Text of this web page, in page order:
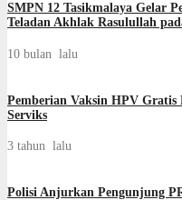
SMPN 12 Tasikmalaya Gelar
Teladan Akhlak Rasulullah
10 bulan lalu
Pemberian Vaksin HPV Gratis
Serviks
3 tahun lalu
Polisi Anjurkan Pengunjung